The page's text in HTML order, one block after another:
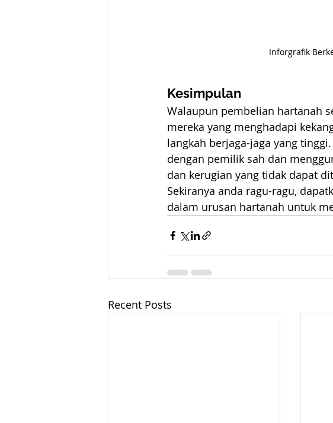
Inforgrafik
Kesimpulan
Walaupun pembelian hartanah
mereka yang menghadapi
langkah berjaga-jaga yang
dengan pemilik sah dan
dan kerugian yang tidak dapat
Sekiranya anda ragu-ragu,
dalam urusan hartanah untuk
Recent Posts